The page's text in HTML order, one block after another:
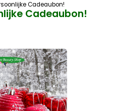
Cadeaubon!
Cadeaubon!